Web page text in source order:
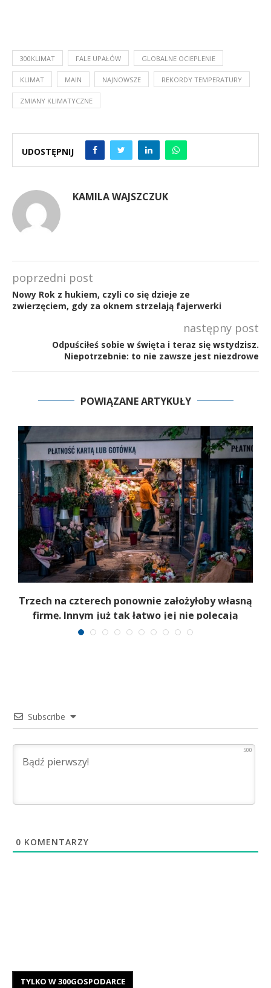
300KLIMAT FALE UPAŁÓW GLOBALNE OCIEPLENIE
KLIMAT MAIN NAJNOWSZE REKORDY TEMPERATURY
ZMIANY KLIMATYCZNE
UDOSTĘPNIJ
KAMILA WAJSZCZUK
poprzedni post
Nowy Rok z hukiem, czyli co się dzieje ze
zwierzęciem, gdy za oknem strzelają fajerwerki
następny post
Odpuściłeś sobie w święta i teraz się wstydzisz.
Niepotrzebnie: to nie zawsze jest niezdrowe
POWIĄZANE ARTYKUŁY
Trzech na czterech ponownie założyłoby własną
firmę. Innym już tak łatwo jej nie polecają
Subscribe
500
0 KOMENTARZY
TYLKO W 300GOSPODARCE